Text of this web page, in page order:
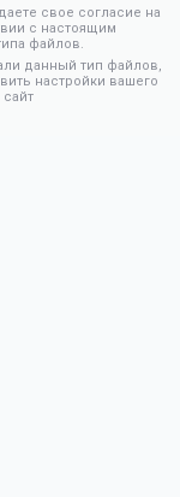
свое согласие на
с настоящим
файлов.
данный тип файлов,
настройки вашего